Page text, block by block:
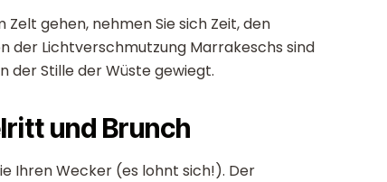
Zelt gehen, nehmen Sie sich Zeit, den
der Lichtverschmutzung Marrakeschs sind
der Stille der Wüste gewiegt.
und Brunch
Ihren Wecker (es lohnt sich!). Der